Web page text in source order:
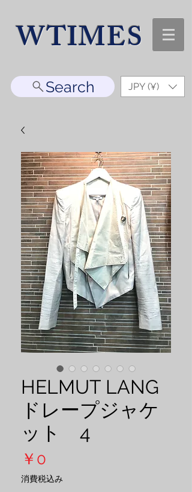
WTIMES
Search JPY (¥)
HELMUT LANG
ドレープジャケ
ット 4
￥0
格
消費税込み